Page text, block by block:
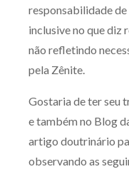
responsabilidade
inclusive no que diz
não refletindo
pela Zênite.
Gostaria de ter seu
e também no Blog
artigo doutrinário
observando as